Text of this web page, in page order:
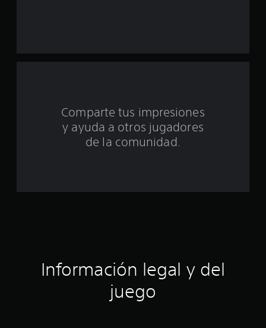
t
e
Comparte tus impresiones
y ayuda a otros jugadores
de la comunidad.
Información legal y del
juego